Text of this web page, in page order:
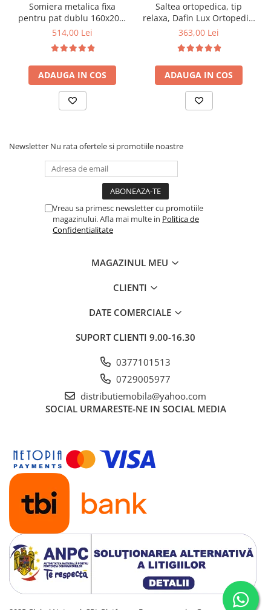
Somiera metalica fixa
pentru pat dublu 160x200,
6 picioare, 32 lamele lemn
saltea ferm, negru
514,00 Lei
ADAUGA IN COS
Saltea ortopedica, tip
relaxa, Dafin Lux Ortopedic,
90x200x21cm, fermitate
tip Bonell, fata vara-iarna,
sistem de aerisire cu
butoni, Salt Confort
363,00 Lei
ADAUGA IN COS
Newsletter Nu rata ofertele si promotiile noastre
Vreau sa primesc newsletter cu promotiile
magazinului. Afla mai multe in Politica de
Confidentialitate
MAGAZINUL MEU
CLIENTI
DATE COMERCIALE
SUPORT CLIENTI 9.00-16.30
0377101513
0729005977
distributiemobila@yahoo.com
SOCIAL URMARESTE-NE IN SOCIAL MEDIA